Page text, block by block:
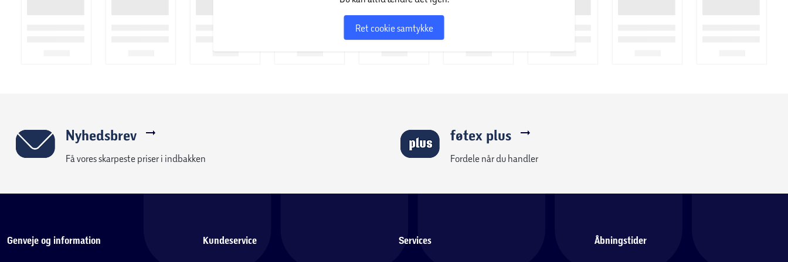
Ret cookie samtykke
Nyhedsbrev
Få vores skarpeste priser i indbakken
føtex plus
Fordele når du handler
Genveje og information Kundeservice Services Åbningstider